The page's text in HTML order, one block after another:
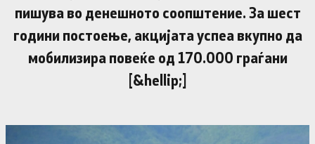
пишува во денешното соопштение. За шест
години постоење, акцијата успеа вкупно да
мобилизира повеќе од 170.000 граѓани
[&hellip;]